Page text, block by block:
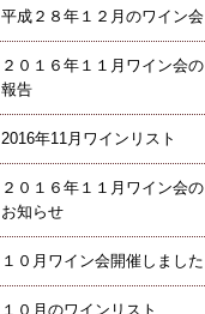
平成２８年１２月のワイン会
２０１６年１１月ワイン会の
報告
2016年11月ワインリスト
２０１６年１１月ワイン会の
お知らせ
１０月ワイン会開催しました
１０月のワインリスト